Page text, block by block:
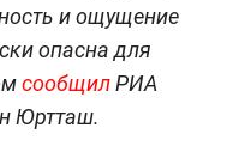
и ощущение
опасна для
сообщилРИА
Юртташ.